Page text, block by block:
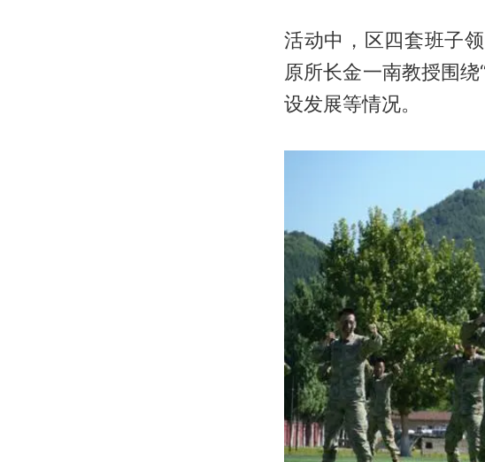
活动中，区四套班子
原所长金一南教授围
设发展等情况。